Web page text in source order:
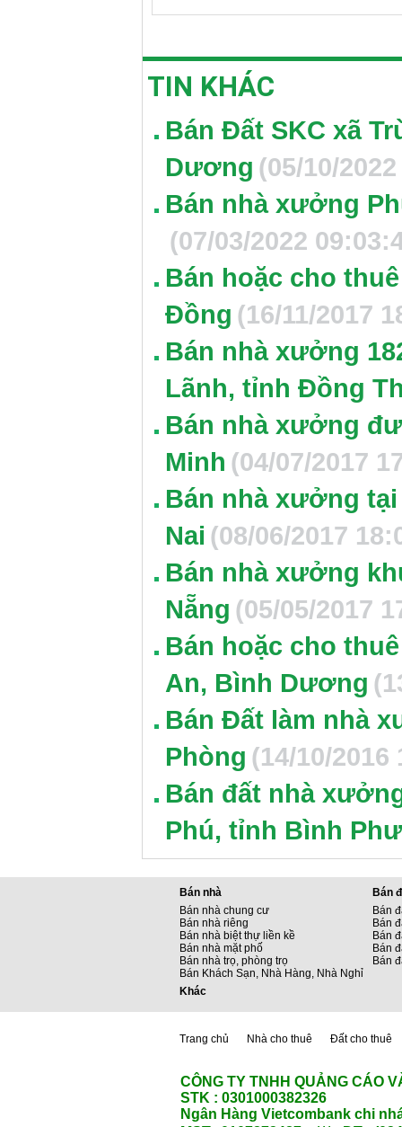
TIN KHÁC
Bán Đất SKC xã
Dương (05/10/
Bán nhà xưởng
(07/03/2022
Bán hoặc cho
Đồng (16/11/2017
Bán nhà xưởng
Lãnh, tỉnh Đồng
Bán nhà xưởng
Minh (04/07/2017
Bán nhà xưởng
Nai (08/06/2017
Bán nhà xưởng
Nẵng (05/05/2017
Bán hoặc cho
An, Bình Dương
Bán Đất làm nhà
Phòng (14/10/2016
Bán đất nhà
Phú, tỉnh Bình
Bán nhà
Bán nhà chung cư
Bán nhà riêng
Bán nhà biệt thự liền kề
Bán nhà mặt phố
Bán nhà trọ, phòng trọ
Bán Khách Sạn, Nhà Hàng, Nhà Nghỉ
Bán
Bán
Bán
Bán
Bán
Bán
Khác
Trang chủ Nhà cho thuê Đất cho thuê
CÔNG TY TNHH QUẢNG CÁO
STK : 0301000382326
Ngân Hàng Vietcombank chi